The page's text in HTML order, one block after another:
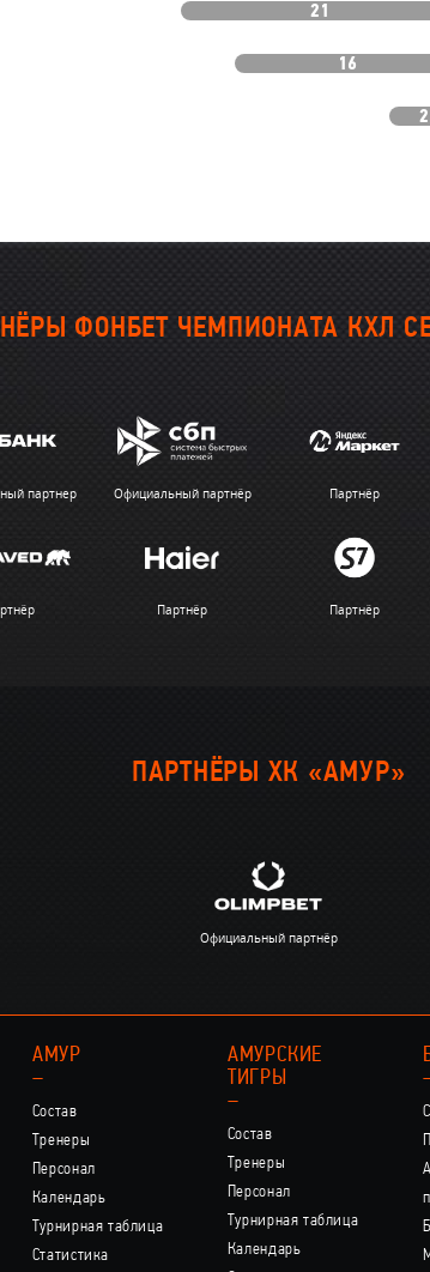
21
16
2
ФОНБЕТ ЧЕМПИОНАТА КХЛ
партнер Официальный партнёр Партнёр
Партнёр Партнёр
ПАРТНЁРЫ ХК «АМУР»
Официальный партнёр
АМУР
–
Состав
Тренеры
Персонал
Календарь
Турнирная таблица
Статистика
АМУРСКИЕ
ТИГРЫ
–
Состав
Тренеры
Персонал
Турнирная таблица
Календарь